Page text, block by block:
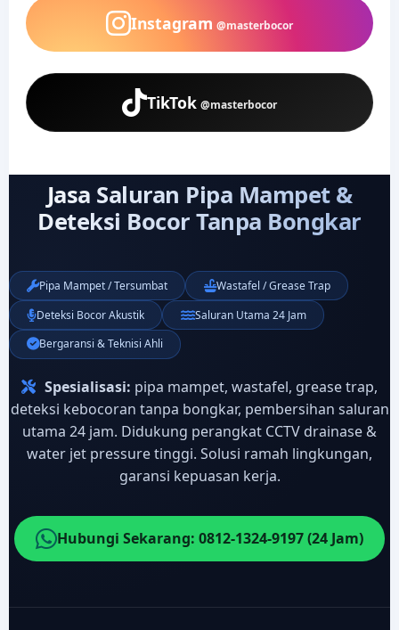
Instagram @masterbocor
TikTok @masterbocor
Jasa Saluran Pipa Mampet &
Deteksi Bocor Tanpa Bongkar
Pipa Mampet / Tersumbat
Wastafel / Grease Trap
Deteksi Bocor Akustik
Saluran Utama 24 Jam
Bergaransi & Teknisi Ahli
Spesialisasi: pipa mampet, wastafel, grease trap,
deteksi kebocoran tanpa bongkar, pembersihan saluran
utama 24 jam. Didukung perangkat CCTV drainase &
water jet pressure tinggi. Solusi ramah lingkungan,
garansi kepuasan kerja.
Hubungi Sekarang: 0812-1324-9197 (24 Jam)